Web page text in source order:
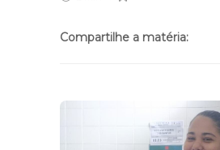
Compartilhe a matéria: